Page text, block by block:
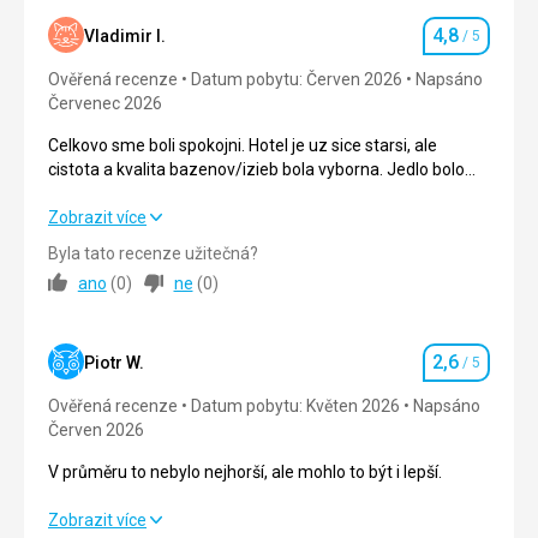
Jídlo bylo velmi dobré, pestré
Ubytování
Ubytováni jsme byli hned od rána, hned po našem
příjezdu.
Služby
Hotelové služby jsou příjemné, u bazénů jsou bary s
Tato recenze byla přeložena automaticky přes
Google Translate
Vladimir I. Hodnocení
4,8 / 5
Ověřená recenze Datum pobytu: Červen 2026
Napsáno
Červenec 2026
Celkovo sme boli spokojni. Hotel je uz sice starsi, ale
cistota a kvalita bazenov/izieb bola vyborna. Jedlo bolo
myslim pred zatvorenim restauracii. Clovek tam dokaze
Celkovo sme boli spokojni. Hotel je uz sice starsi, ale
famozne, cerstve a dostatok aj v neskorsich casoch -
myslim pred zatvorenim restauracii. Clovek tam dokaze
Strava 5,0/ 5
Ubytování 5,0/ 5
Zobrazit více
Byla tato recenze užitečná?
ano (0) ne (0)
Piotr W. Hodnocení
2,6 / 5
Ověřená recenze Datum pobytu: Květen 2026
Napsáno
Červen 2026
V průměru to nebylo nejhorší, ale mohlo to být i lepší.
V průměru to nebylo nejhorší, ale mohlo to být i lepší.
Zobrazit více